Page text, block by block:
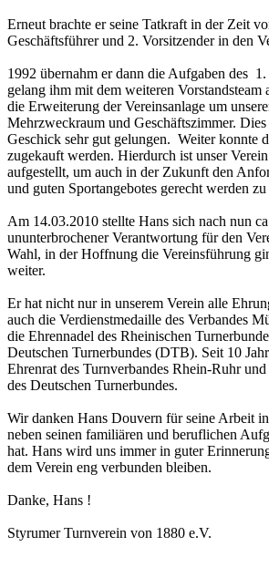
Erneut brachte er seine Tatkraft in der Zeit
Geschäftsführer und 2. Vorsitzender in den
1992 übernahm er dann die Aufgaben des
gelang ihm mit dem weiteren Vorstandsteam
die Erweiterung der Vereinsanlage um
Mehrzweckraum und Geschäftszimmer.
Geschick sehr gut gelungen. Weiter konnte
zugekauft werden. Hierdurch ist unser
aufgestellt, um auch in der Zukunft den
und guten Sportangebotes gerecht werden
Am 14.03.2010 stellte Hans sich nach nun
ununterbrochener Verantwortung für den
Wahl, in der Hoffnung die Vereinsführung
weiter.
Er hat nicht nur in unserem Verein alle
auch die Verdienstmedaille des Verbandes
die Ehrennadel des Rheinischen
Deutschen Turnerbundes (DTB). Seit 10
Ehrenrat des Turnverbandes Rhein-Ruhr
des Deutschen Turnerbundes.
Wir danken Hans Douvern für seine Arbeit
neben seinen familiären und beruflichen
hat. Hans wird uns immer in guter
dem Verein eng verbunden bleiben.
Danke, Hans !
Styrumer Turnverein von 1880 e.V.